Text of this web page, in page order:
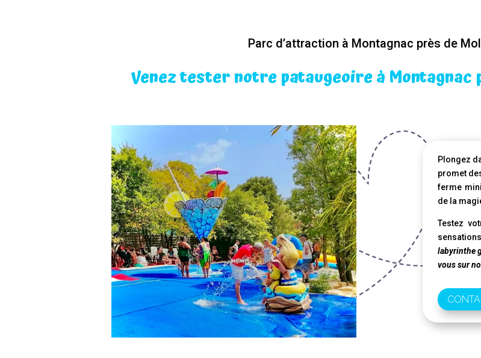
Parc d’attraction à Montagnac près de
Venez tester notre pataugeoire à Montagnac
Plongez
promet
ferme
de la
Testez
labyrinthe
vous sur